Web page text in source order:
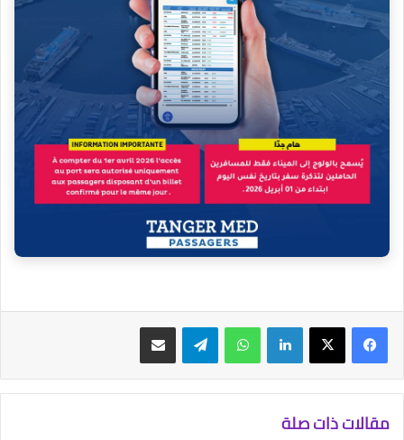
فيسبوك‫X لينكدإن واتساب تيلقرام مشاركة عبر البريد
مقالات ذات صلة